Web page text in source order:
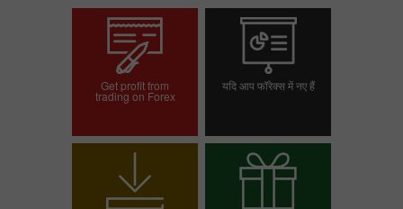
Get profit from
trading on Forex
यदि आप फॉरेक्स में नए हैं
डेमो खाता खोलें